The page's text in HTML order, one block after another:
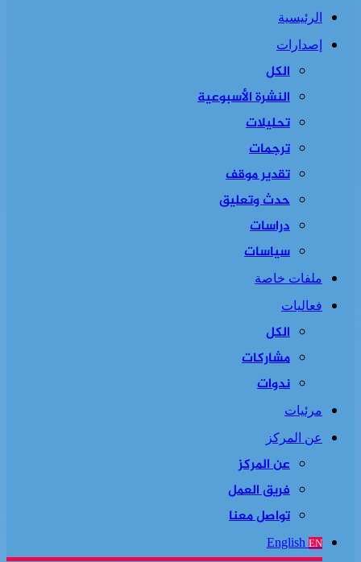
الرئيسية
إصدارات
الكل
النشرة الأسبوعية
تحليلات
ترجمات
تقدير موقف
حدث وتعليق
دراسات
سياسات
ملفات خاصة
فعاليات
الكل
مشاركات
ندوات
مرئيات
عن المركز
عن المركز
فريق العمل
تواصل معنا
English EN